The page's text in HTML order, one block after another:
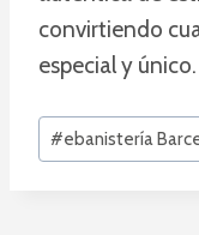
convirtiendo
especial y único.
Post
Tags:
#ebanistería